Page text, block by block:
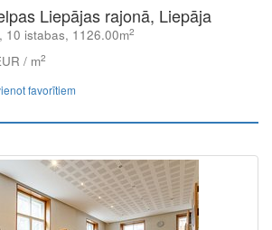
Liepājas rajonā, Liepāja
10 istabas, 1126.00m2
/ m2
favorītiem